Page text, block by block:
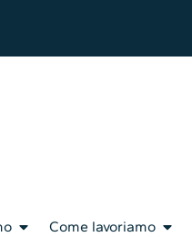
Come lavoriamo